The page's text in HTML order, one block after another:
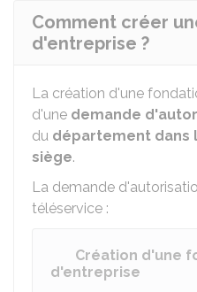
Comment créer
d'entreprise ?
La création d'une
d'une demande
du département dans
siège.
La demande
téléservice :
Création d'une
d'entreprise